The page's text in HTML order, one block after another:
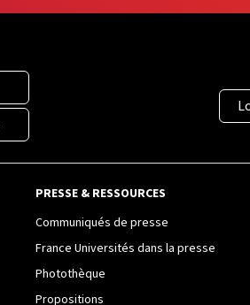
PRESSE & RESSOURCES
Communiqués de presse
France Universités dans la presse
Photothèque
Propositions